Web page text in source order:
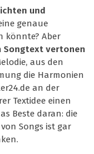
und
genaue
könnte? Aber
Songtext vertonen
aus den
die Harmonien
an der
Textidee einen
Beste daran: die
Songs ist gar